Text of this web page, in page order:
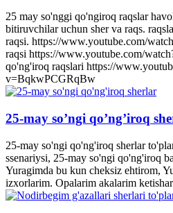
25 may so'nggi qo'ngiroq raqslar
bitiruvchilar uchun sher va raqs.
raqsi. https://www.youtube.com/
raqsi https://www.youtube.com/
qo'ng'iroq raqslari https://
v=BqkwPCGRqBw
25-may so’ngi qo’ng’iroq
25-may so'ngi qo'ng'iroq sherlar
ssenariysi, 25-may so'ngi qo'ng'iroq
Yuragimda bu kun cheksiz ehtirom,
izxorlarim. Opalarim akalarim